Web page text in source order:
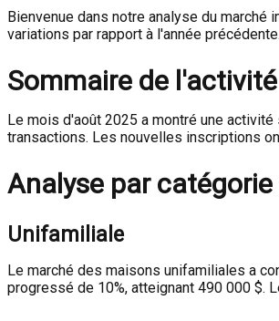
Bienvenue dans notre analyse du
variations par rapport à l'année
Sommaire de
Le mois d'août 2025 a montré une
transactions. Les nouvelles inscriptions
Analyse par
Unifamiliale
Le marché des maisons unifamiliales a
progressé de 10%, atteignant 490 000 $.